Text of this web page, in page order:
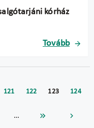
kórház
Tovább
121 122 123 124
…